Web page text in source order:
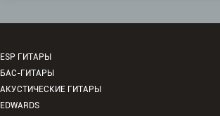
ESP ГИТАРЫ
БАС-ГИТАРЫ
АКУСТИЧЕСКИЕ ГИТАРЫ
EDWARDS